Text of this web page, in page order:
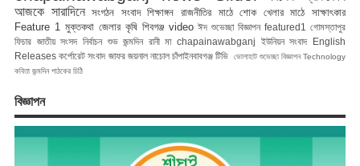
আজকে সারাদিনে সংগঠন সংবাদ শিক্ষাঙ্গন রাজনীতির মাঠে শোক খেলার মাঠে
সাক্ষাৎকার
Feature 1 মুক্তকথা জেলার কৃষি শিবগঞ্জ video ঈদ শুভেচ্ছা বিজ্ঞাপন featured1
গোমস্তাপুর
ফিচার জাতীয় সংসদ নির্বাচন শুভ জন্মদিন রানী মা chapainawabganj ইউনিয়ন সংবাদ English
Releases কর্পোরেট সংবাদ জাফর জয়নাল নাচোল চাঁপাইনবাবগঞ্জ টিভি ভোলাহাট শুভেচ্ছা বিজ্ঞাপন Technology
কবিতা জন্মদিন পাঠকের চিঠি
বিজ্ঞাপন